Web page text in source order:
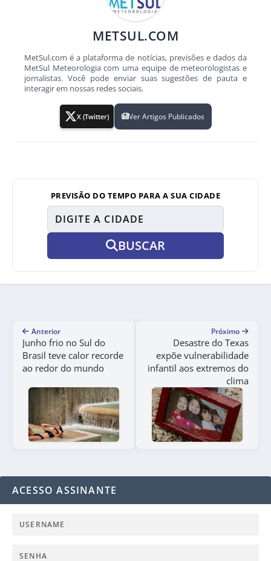
METSUL.COM
MetSul.com é a plataforma de notícias, previsões e dados da
MetSul Meteorologia com uma equipe de meteorologistas e
jornalistas. Você pode enviar suas sugestões de pauta e
interagir em nossas redes sociais.
X (Twitter) Ver Artigos Publicados
PREVISÃO DO TEMPO PARA A SUA CIDADE
BUSCAR
Anterior
Junho frio no Sul do
Brasil teve calor recorde
ao redor do mundo
Próximo
Desastre do Texas
expõe vulnerabilidade
infantil aos extremos do
clima
ACESSO ASSINANTE